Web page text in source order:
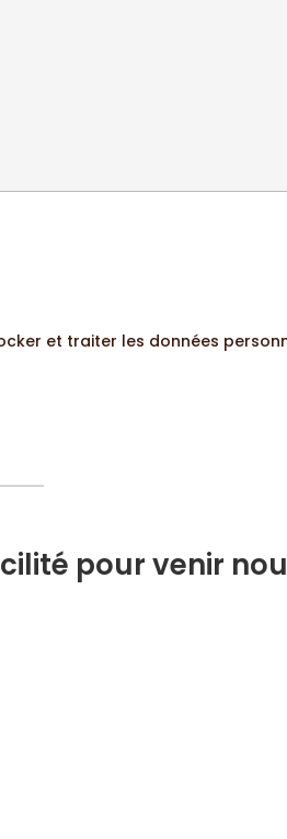
et traiter les données
pour venir